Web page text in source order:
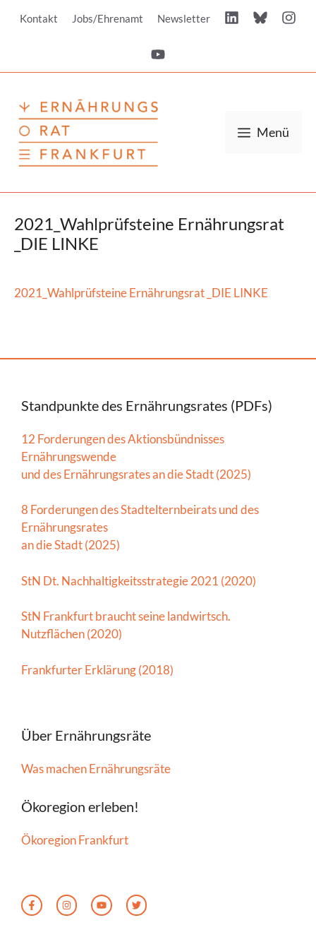
InhaltKontakt Jobs/Ehrenamt Newsletter
Menü
2021_Wahlprüfsteine Ernährungsrat
_DIE LINKE
2021_Wahlprüfsteine Ernährungsrat _DIE LINKE
Standpunkte des Ernährungsrates (PDFs)
12 Forderungen des Aktionsbündnisses
Ernährungswende
und des Ernährungsrates an die Stadt (2025)
8 Forderungen des Stadtelternbeirats und des
Ernährungsrates
an die Stadt (2025)
StN Dt. Nachhaltigkeitsstrategie 2021 (2020)
StN Frankfurt braucht seine landwirtsch.
Nutzflächen (2020)
Frankfurter Erklärung (2018)
Über Ernährungsräte
Was machen Ernährungsräte
Ökoregion erleben!
Ökoregion Frankfurt